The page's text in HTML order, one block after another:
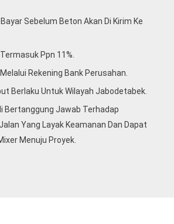
Sebelum Beton Akan Di Kirim Ke
Ppn 11%.
Rekening Bank Perusahan.
Berlaku Untuk Wilayah Jabodetabek.
Bertanggung Jawab Terhadap
Yang Layak Keamanan Dan Dapat
Menuju Proyek.